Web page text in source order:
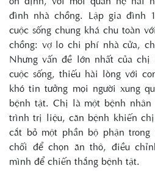
đình nhà chồng. Lập gia đình
cuộc sống chung khá chu toàn
chồng: vợ lo chi phí nhà cửa,
Nhưng vấn đề lớn nhất của
cuộc sống, thiếu hài lòng với
khó tin tưởng mọi người xung
bệnh tật. Chị là một bệnh
trình trị liệu, căn bệnh khiến
cắt bỏ một phần bộ phận
chối để chọn ăn thô, điều
mình để chiến thắng bệnh tật.